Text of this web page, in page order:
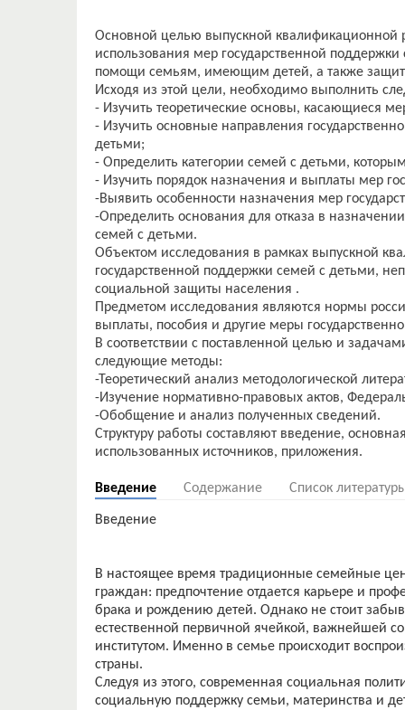
Основной целью выпускной квалификационной
использования мер государственной
помощи семьям, имеющим детей, а также защита
Исходя из этой цели, необходимо выполнить
- Изучить теоретические основы, касающиеся
- Изучить основные направления
детьми;
- Определить категории семей с детьми,
- Изучить порядок назначения и выплаты мер
-Выявить особенности назначения мер
-Определить основания для отказа в
семей с детьми.
Объектом исследования в рамках выпускной
государственной поддержки семей с детьми,
социальной защиты населения .
Предметом исследования являются нормы
выплаты, пособия и другие меры
В соответствии с поставленной целью и
следующие методы:
-Теоретический анализ методологической
-Изучение нормативно-правовых актов,
-Обобщение и анализ полученных сведений.
Структуру работы составляют введение,
Введение Содержание Список
Введение
В настоящее время традиционные семейные
граждан: предпочтение отдается карьере и
брака и рождению детей. Однако не стоит
естественной первичной ячейкой, важнейшей
институтом. Именно в семье происходит
страны.
Следуя из этого, современная социальная
социальную поддержку семьи, материнства и